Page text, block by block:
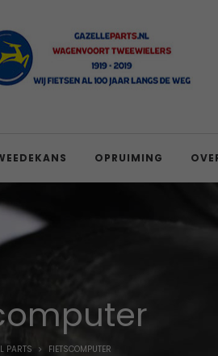
OPRUIMING
PARTS FIETSCOMPUTER